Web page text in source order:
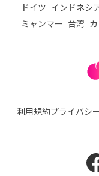
ドイツ インドネシ
ミャンマー 台湾
利用規約プライバシ